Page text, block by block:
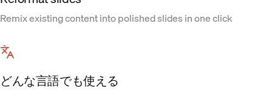
Remix existing content into polished slides in one click
どんな言語でも使える